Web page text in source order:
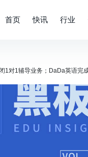
首页 快讯 行业
1对1辅导业务；DaDa英语